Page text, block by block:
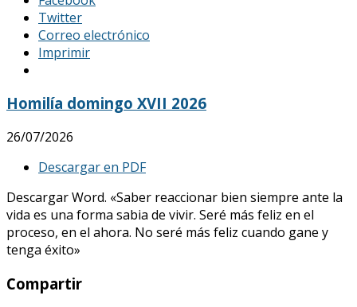
Twitter
Correo electrónico
Imprimir
Homilía domingo XVII 2026
26/07/2026
Descargar en PDF
Descargar Word. «Saber reaccionar bien siempre ante la
vida es una forma sabia de vivir. Seré más feliz en el
proceso, en el ahora. No seré más feliz cuando gane y
tenga éxito»
Compartir